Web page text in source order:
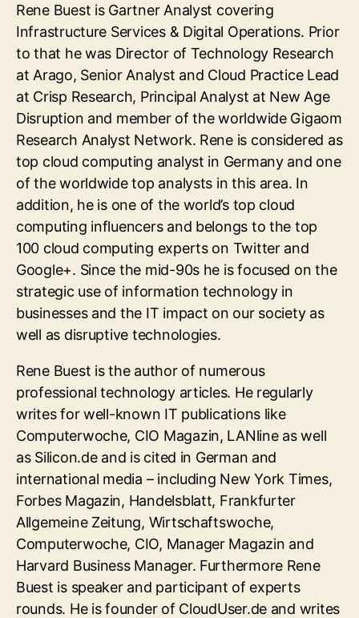
Rene Buest is Gartner Analyst covering
Infrastructure Services & Digital Operations. Prior
to that he was Director of Technology Research
at Arago, Senior Analyst and Cloud Practice Lead
at Crisp Research, Principal Analyst at New Age
Disruption and member of the worldwide Gigaom
Research Analyst Network. Rene is considered as
top cloud computing analyst in Germany and one
of the worldwide top analysts in this area. In
addition, he is one of the world’s top cloud
computing influencers and belongs to the top
100 cloud computing experts on Twitter and
Google+. Since the mid-90s he is focused on the
strategic use of information technology in
businesses and the IT impact on our society as
well as disruptive technologies.
Rene Buest is the author of numerous
professional technology articles. He regularly
writes for well-known IT publications like
Computerwoche, CIO Magazin, LANline as well
as Silicon.de and is cited in German and
international media – including New York Times,
Forbes Magazin, Handelsblatt, Frankfurter
Allgemeine Zeitung, Wirtschaftswoche,
Computerwoche, CIO, Manager Magazin and
Harvard Business Manager. Furthermore Rene
Buest is speaker and participant of experts
rounds. He is founder of CloudUser.de and writes